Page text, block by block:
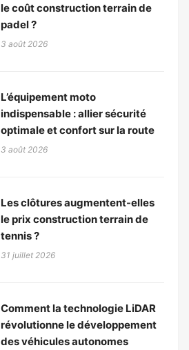
le coût construction terrain de
padel ?
3 août 2026
L’équipement moto
indispensable : allier sécurité
optimale et confort sur la route
3 août 2026
Les clôtures augmentent-elles
le prix construction terrain de
tennis ?
31 juillet 2026
Comment la technologie LiDAR
révolutionne le développement
des véhicules autonomes